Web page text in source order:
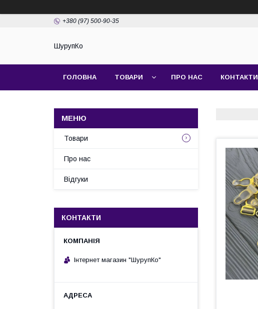
+380 (97) 500-90-35
ШурупКо
ГОЛОВНА ТОВАРИ ПРО НАС КОНТАКТИ
Товари
Про нас
Відгуки
КОНТАКТИ
Інтернет магазин "ШурупКо"